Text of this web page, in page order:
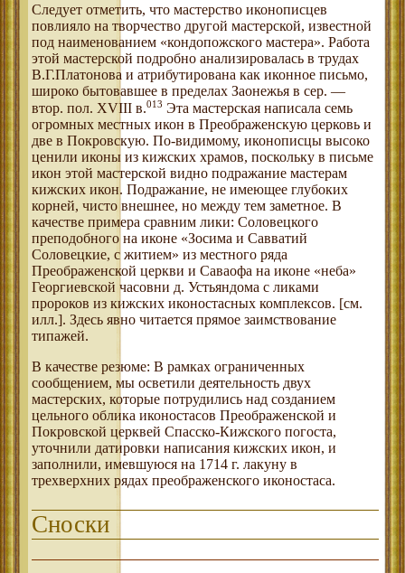
Следует отметить, что мастерство иконописцев
повлияло на творчество другой мастерской, известной
под наименованием «кондопожского мастера». Работа
этой мастерской подробно анализировалась в трудах
В.Г.Платонова и атрибутирована как иконное письмо,
широко бытовавшее в пределах Заонежья в сер. —
втор. пол. XVIII в.013 Эта мастерская написала семь
огромных местных икон в Преображенскую церковь и
две в Покровскую. По-видимому, иконописцы высоко
ценили иконы из кижских храмов, поскольку в письме
икон этой мастерской видно подражание мастерам
кижских икон. Подражание, не имеющее глубоких
корней, чисто внешнее, но между тем заметное. В
качестве примера сравним лики: Соловецкого
преподобного на иконе «Зосима и Савватий
Соловецкие, с житием» из местного ряда
Преображенской церкви и Саваофа на иконе «неба»
Георгиевской часовни д. Устьяндома с ликами
пророков из кижских иконостасных комплексов. [см.
илл.]. Здесь явно читается прямое заимствование
типажей.
В качестве резюме: В рамках ограниченных
сообщением, мы осветили деятельность двух
мастерских, которые потрудились над созданием
цельного облика иконостасов Преображенской и
Покровской церквей Спасско-Кижского погоста,
уточнили датировки написания кижских икон, и
заполнили, имевшуюся на 1714 г. лакуну в
трехверхних рядах преображенского иконостаса.
Сноски